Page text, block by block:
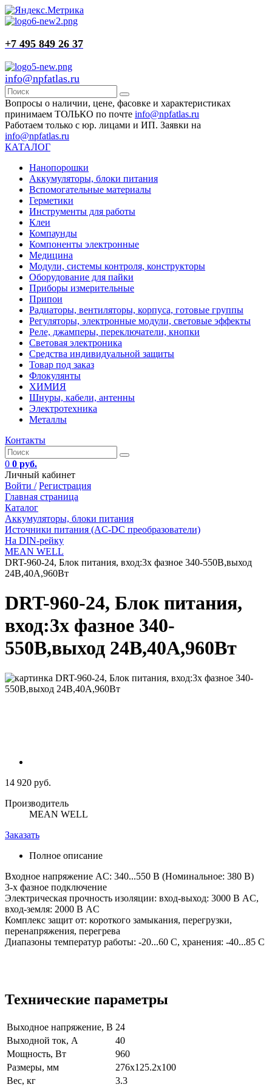
+7 495 849 26 37
info@npfatlas.ru
Вопросы о наличии, цене, фасовке и характеристиках
принимаем ТОЛЬКО по почте info@npfatlas.ru
Работаем только с юр. лицами и ИП. Заявки на
info@npfatlas.ru
КАТАЛОГ
Нанопорошки
Аккумуляторы, блоки питания
Вспомогательные материалы
Герметики
Инструменты для работы
Клеи
Компаунды
Компоненты электронные
Медицина
Модули, системы контроля, конструкторы
Оборудование для пайки
Приборы измерительные
Припои
Радиаторы, вентиляторы, корпуса, готовые группы
Регуляторы, электронные модули, световые эффекты
Реле, джамперы, переключатели, кнопки
Световая электроника
Средства индивидуальной защиты
Товар под заказ
Флокулянты
ХИМИЯ
Шнуры, кабели, антенны
Электротехника
Металлы
Контакты
0 0 руб.
Личный кабинет
Войти / Регистрация
Главная страница
Каталог
Аккумуляторы, блоки питания
Источники питания (AC-DC преобразователи)
На DIN-рейку
MEAN WELL
DRT-960-24, Блок питания, вход:3х фазное 340-550В,выход
24В,40А,960Вт
DRT-960-24, Блок питания,
вход:3х фазное 340-
550В,выход 24В,40А,960Вт
14 920 руб.
Производитель
MEAN WELL
Заказать
Полное описание
Входное напряжение AC: 340...550 В (Номинальное: 380 В)
3-х фазное подключение
Электрическая прочность изоляции: вход-выход: 3000 В AC,
вход-земля: 2000 В AC
Комплекс защит от: короткого замыкания, перегрузки,
перенапряжения, перегрева
Диапазоны температур работы: -20...60 C, хранения: -40...85 C
Технические параметры
Выходное напряжение, В 24
Выходной ток, А
40
Мощность, Вт
960
Размеры, мм
276x125.2x100
Вес, кг
3.3